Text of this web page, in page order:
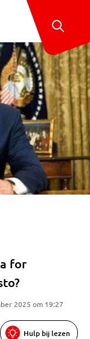
for
2025 om 19:27
Hulp bij lezen